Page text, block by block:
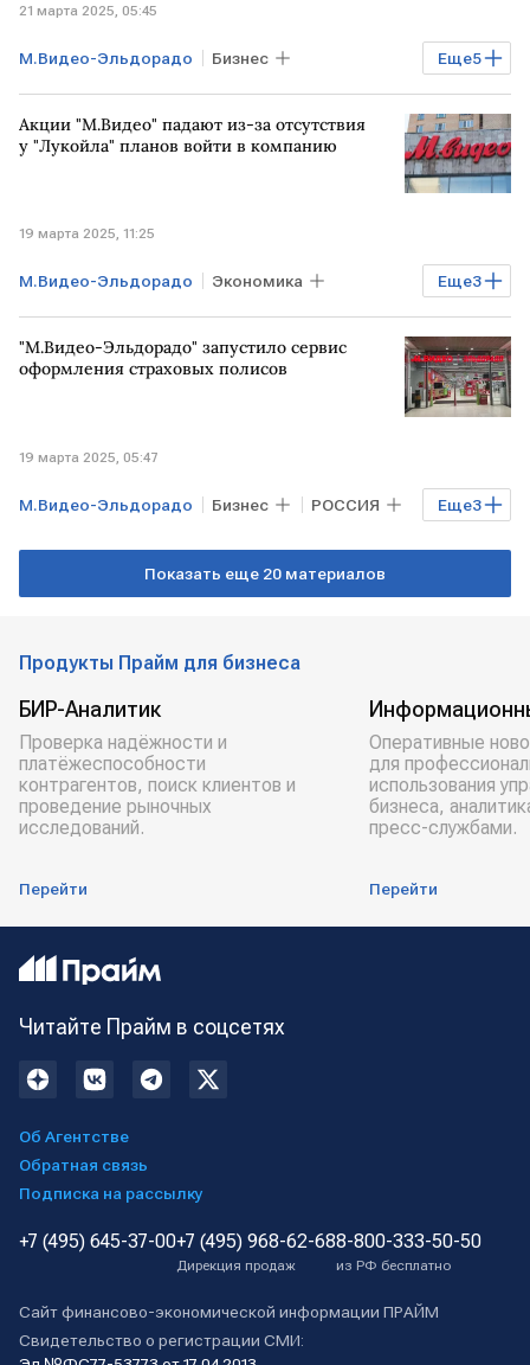
продажи смартфонов
21 марта 2025, 05:45
Еще5
М.Видео-Эльдорадо Бизнес
Экономика РОССИЯ МОСКВА
КРАСНОДАР РОСТОВ-НА-ДОНУ
Акции "М.Видео" падают из-за отсутствия
у "Лукойла" планов войти в компанию
19 марта 2025, 11:25
Еще3
М.Видео-Эльдорадо Экономика
Акции Рынок М.Видео Лукойл
"М.Видео-Эльдорадо" запустило сервис
оформления страховых полисов
19 марта 2025, 05:47
Еще3
М.Видео-Эльдорадо Бизнес РОССИЯ
МОСКВА Банки.ру
М.Видео
Показать еще 20 материалов
Продукты Прайм для бизнеса
БИР-Аналитик
Проверка надёжности и
платёжеспособности
контрагентов, поиск клиентов и
проведение рыночных
исследований.
Перейти
Оперативные
для
использования
бизнеса,
пресс-службами.
Перейти
Читайте Прайм в соцсетях
Об Агентстве
Обратная связь
Подписка на рассылку
+7 (495) 645-37-00+7 (495) 968-62-68
Дирекция продаж
8-800-333-50-50
из РФ бесплатно
Сайт финансово-экономической информации ПРАЙМ
Свидетельство о регистрации СМИ: